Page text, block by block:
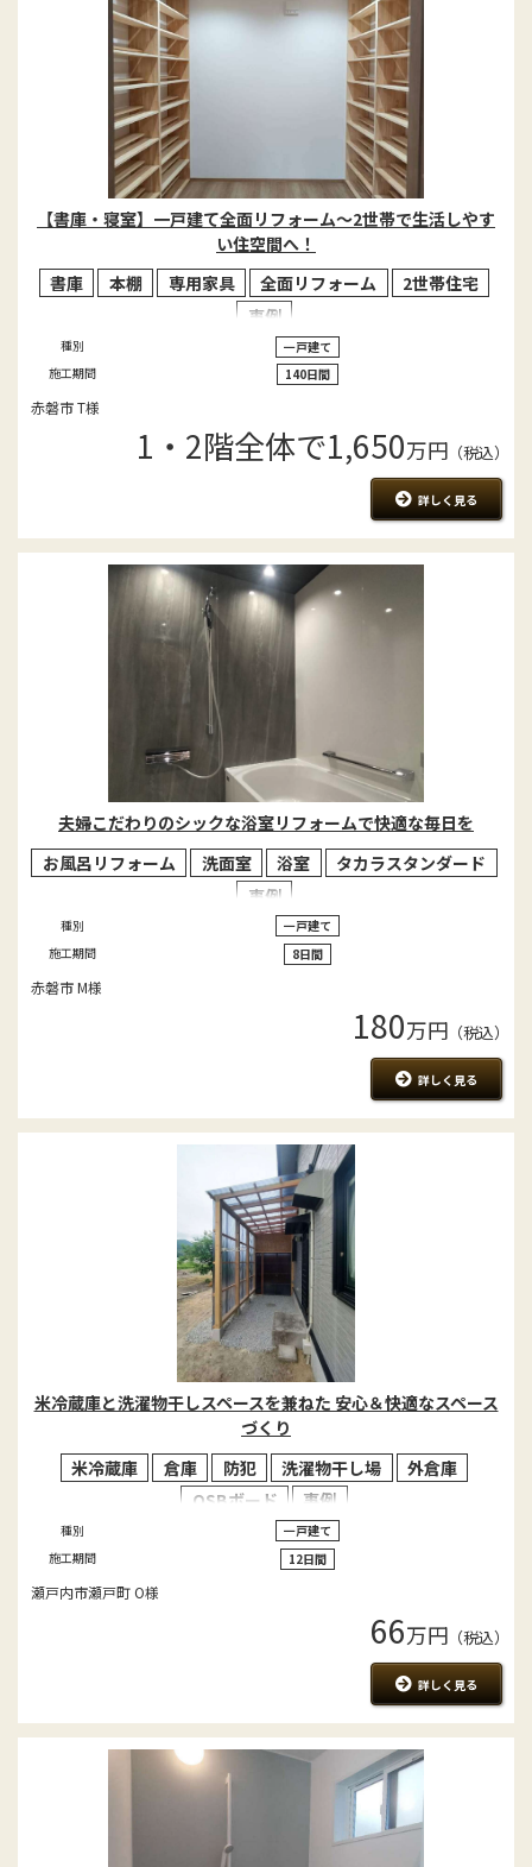
【書庫・寝室】一戸建て全面リフォーム～2世帯で生活しやす
い住空間へ！
書庫
本棚 専用家具 全面リフォーム
2世帯住宅
事例
種別
一戸建て
施工期間
140日間
赤磐市 T様
1・2階全体で1,650万円 （税込）
詳しく見る
夫婦こだわりのシックな浴室リフォームで快適な毎日を
お風呂リフォーム
洗面室 浴室
タカラスタンダード
事例
種別
一戸建て
施工期間
8日間
赤磐市 M様
180万円 （税込）
詳しく見る
米冷蔵庫と洗濯物干しスペースを兼ねた 安心＆快適なスペース
づくり
米冷蔵庫
倉庫 防犯 洗濯物干し場
外倉庫
OSBボード
事例
種別
一戸建て
施工期間
12日間
瀬戸内市瀬戸町 O様
66万円 （税込）
詳しく見る